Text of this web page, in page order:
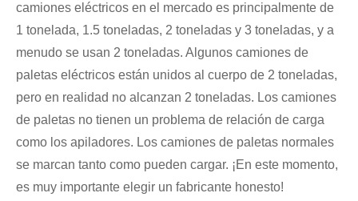
camiones eléctricos en el mercado es principalmente de
1 tonelada, 1.5 toneladas, 2 toneladas y 3 toneladas, y a
menudo se usan 2 toneladas. Algunos camiones de
paletas eléctricos están unidos al cuerpo de 2 toneladas,
pero en realidad no alcanzan 2 toneladas. Los camiones
de paletas no tienen un problema de relación de carga
como los apiladores. Los camiones de paletas normales
se marcan tanto como pueden cargar. ¡En este momento,
es muy importante elegir un fabricante honesto!